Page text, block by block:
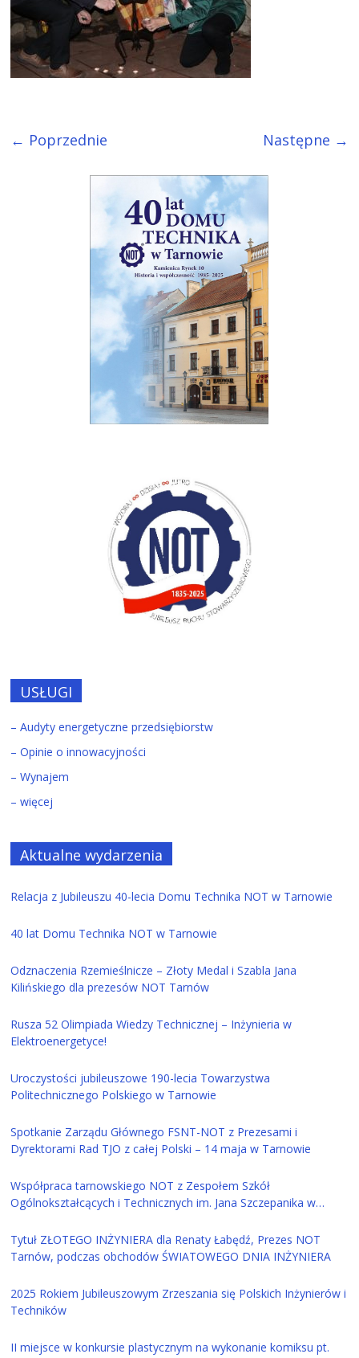
← Poprzednie Następne →
USŁUGI
– Audyty energetyczne przedsiębiorstw
– Opinie o innowacyjności
– Wynajem
– więcej
Aktualne wydarzenia
Relacja z Jubileuszu 40-lecia Domu Technika NOT w Tarnowie
40 lat Domu Technika NOT w Tarnowie
Odznaczenia Rzemieślnicze – Złoty Medal i Szabla Jana
Kilińskiego dla prezesów NOT Tarnów
Rusza 52 Olimpiada Wiedzy Technicznej – Inżynieria w
Elektroenergetyce!
Uroczystości jubileuszowe 190-lecia Towarzystwa
Politechnicznego Polskiego w Tarnowie
Spotkanie Zarządu Głównego FSNT-NOT z Prezesami i
Dyrektorami Rad TJO z całej Polski – 14 maja w Tarnowie
Współpraca tarnowskiego NOT z Zespołem Szkół
Ogólnokształcących i Technicznych im. Jana Szczepanika w
Tytuł ZŁOTEGO INŻYNIERA dla Renaty Łabędź, Prezes NOT
Tarnów, podczas obchodów ŚWIATOWEGO DNIA INŻYNIERA
2025 Rokiem Jubileuszowym Zrzeszania się Polskich Inżynierów i
Techników
II miejsce w konkursie plastycznym na wykonanie komiksu pt.